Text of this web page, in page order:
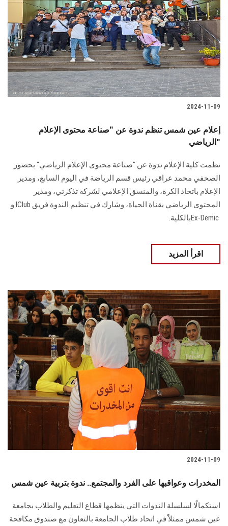
2024-11-09
إعلام عين شمس تنظم ندوة عن "صناعة محتوى الإعلام
الرياضي"
نظمت كلية الإعلام ندوة عن "صناعة محتوى الإعلام الرياضي" بحضور
‏الصحفي محمد عراقي رئيس قسم الرياضة في اليوم السابع، ومدير
الإعلام باتحاد الكرة، والمنسق الإعلامي لشركة تذكرتي، ومدير
Ex-Demic ‎بالكلية.
اقرأ المزيد
2024-11-09
المخدرات وعواقبها على الفرد والمجتمع.. ندوة بتربية عين شمس
استكمالًا لسلسلة الندوات التي ينظمها قطاع التعليم والطلاب بجامعة
عين شمس ممثلاً في اتحاد ‏طلاب الجامعة بالتعاون مع صندوق مكافحة